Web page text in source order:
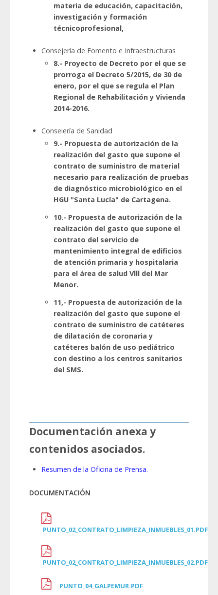
materia de educación, capacitación,
investigación y formación
técnicoprofesional,
Consejería de Fomento e Infraestructuras
8.- Proyecto de Decreto por el que se
prorroga el Decreto 5/2015, de 30 de
enero, por el que se regula el Plan
Regional de Rehabilitación y Vivienda
2014-2016.
Conseiería de Sanidad
9.- Propuesta de autorización de la
realización del gasto que supone el
contrato de suministro de material
necesario para realización de pruebas
de diagnóstico microbiológico en el
HGU "Santa Lucía" de Cartagena.
10.- Propuesta de autorización de la
realización del gasto que supone el
contrato del servicio de
mantenimiento integral de edificios
de atención primaria y hospitalaria
para el área de salud Vlll del Mar
Menor.
11,- Propuesta de autorización de la
realización del gasto que supone el
contrato de suministro de catéteres
de dilatación de coronaria y
catéteres balón de uso pediátrico
con destino a los centros sanitarios
del SMS.
Documentación anexa y
contenidos asociados.
Resumen de la Oficina de Prensa.
DOCUMENTACIÓN
PUNTO_02_CONTRATO_LIMPIEZA_INMUEBLES_01.PDF
PUNTO_02_CONTRATO_LIMPIEZA_INMUEBLES_02.PDF
PUNTO_04_GALPEMUR.PDF